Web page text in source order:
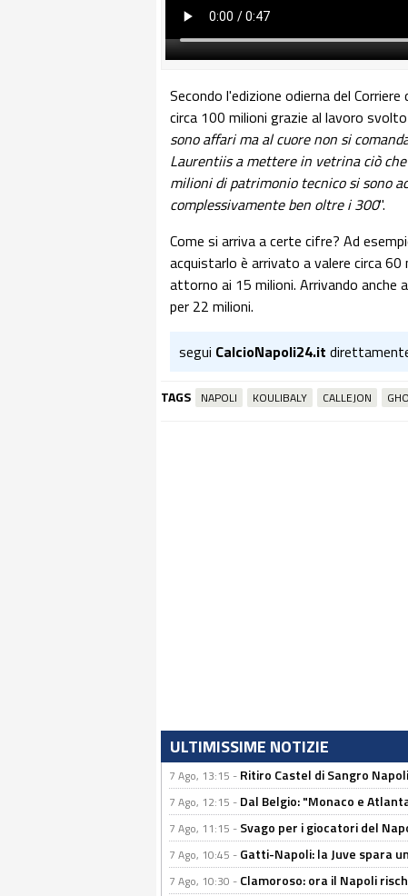
Secondo l'edizione odierna del
circa 100 milioni grazie al lavoro
sono affari ma al cuore non si
Laurentiis a mettere in vetrina ciò
milioni di patrimonio tecnico si sono
complessivamente ben oltre i 300".
Come si arriva a certe cifre? Ad
acquistarlo è arrivato a valere circa 60
attorno ai 15 milioni. Arrivando anche
per 22 milioni.
segui CalcioNapoli24.it
TAGS NAPOLI KOULIBALY CALLEJON
ULTIMISSIME NOTIZIE
7 Ago, 13:15 - Ritiro Castel di Sangro
7 Ago, 12:15 - Dal Belgio: "Monaco e
7 Ago, 11:15 - Svago per i giocatori del
7 Ago, 10:45 - Gatti-Napoli: la Juve spara
7 Ago, 10:30 - Clamoroso: ora il Napoli